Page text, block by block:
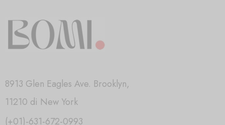
8913 Glen Eagles Ave. Brooklyn,
11210 di New York
(+01)-631-672-0993